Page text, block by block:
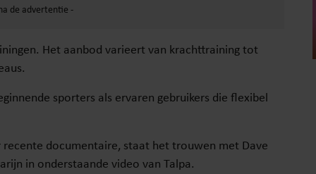
Het aanbod varieert van krachttraining tot
sporters als ervaren gebruikers die flexibel
documentaire, staat het trouwen met Dave
in onderstaande video van Talpa.